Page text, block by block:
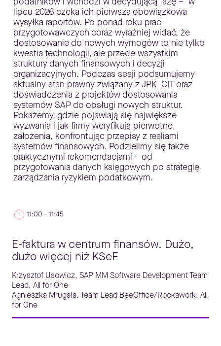
lipcu 2026 czeka ich pierwsza obowiązkowa
wysyłka raportów. Po ponad roku prac
przygotowawczych coraz wyraźniej widać, że
dostosowanie do nowych wymogów to nie tylko
kwestia technologii, ale przede wszystkim
struktury danych finansowych i decyzji
organizacyjnych. Podczas sesji podsumujemy
aktualny stan prawny związany z JPK_CIT oraz
doświadczenia z projektów dostosowania
systemów SAP do obsługi nowych struktur.
Pokażemy, gdzie pojawiają się największe
wyzwania i jak firmy weryfikują pierwotne
założenia, konfrontując przepisy z realiami
systemów finansowych. Podzielimy się także
praktycznymi rekomendacjami – od
przygotowania danych księgowych po strategię
zarządzania ryzykiem podatkowym.
11:00 - 11:45
E-faktura w centrum finansów. Dużo,
dużo więcej niż KSeF
Krzysztof Usowicz, SAP MM Software Development Team
Lead, All for One
Agnieszka Mrugała, Team Lead BeeOffice/Rockawork, All
for One